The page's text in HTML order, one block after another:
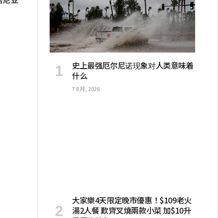
史上最强厄尔尼诺现象对人类意味着
什么
7 8 月, 2026
大家樂4天限定晚市優惠！$109老火
湯2人餐 歎齊叉燒兩款小菜 加$10升